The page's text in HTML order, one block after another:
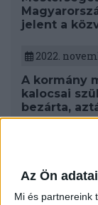
Az Ön
Mi és partnereink
jelent a
2022.
A kormány
kalocsai
bezárta,
2022.
A Fradi
félévet 81